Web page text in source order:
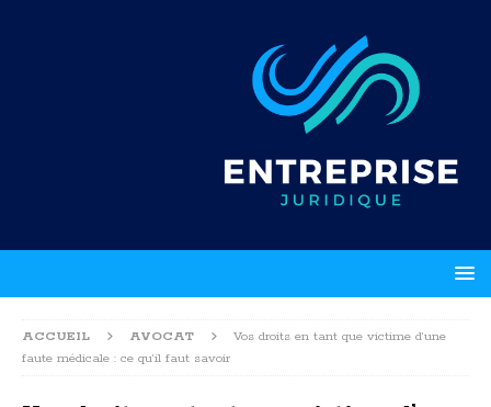
ACCUEIL AVOCAT
Vos droits en tant que victime d’une
faute médicale : ce qu’il faut savoir